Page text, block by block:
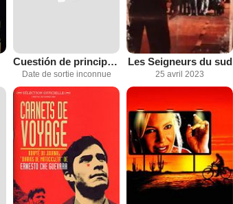
Cuestión de principios
Date de sortie inconnue
Les Seigneurs du sud
25 avril 2023